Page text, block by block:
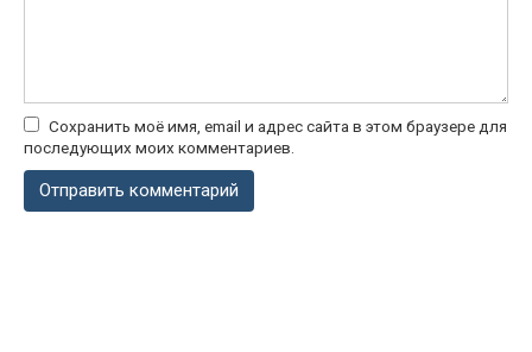
Сохранить моё имя, email и адрес сайта в этом браузере для
последующих моих комментариев.